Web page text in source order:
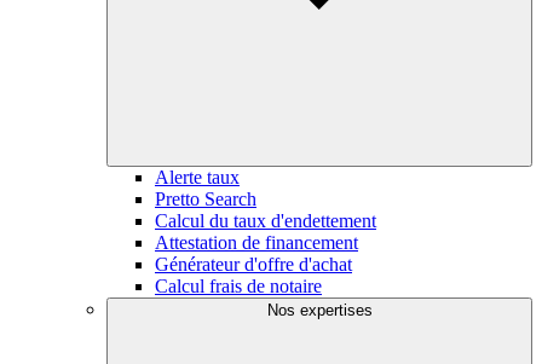
Alerte taux
Pretto Search
Calcul du taux d'endettement
Attestation de financement
Générateur d'offre d'achat
Calcul frais de notaire
Nos expertises